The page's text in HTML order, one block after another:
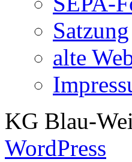
Satzung
alte
KG Blau-
WordPress